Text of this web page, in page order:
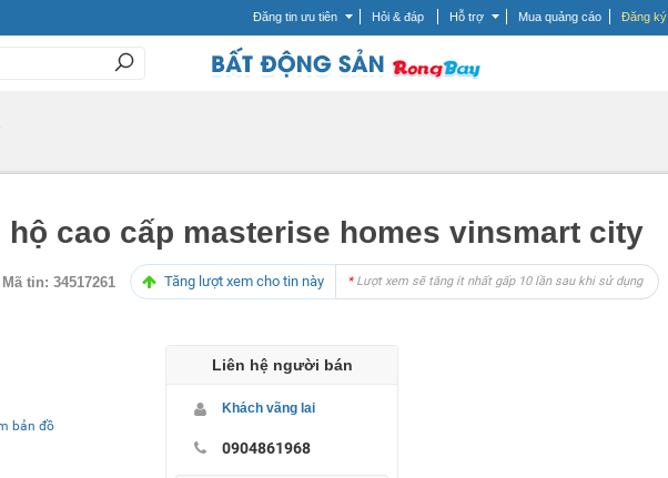
Đăng tin ưu tiên Hỏi & đáp Hỗ trợ Mua quảng cáo Đăng ký
hộ cao cấp masterise homes vinsmart city
Mã tin: 34517261 Tăng lượt xem cho tin này *Lượt xem sẽ tăng ít nhất gấp 10 lần sau khi sử dụng
bản đồ
Liên hệ người bán
Khách vãng lai
0904861968